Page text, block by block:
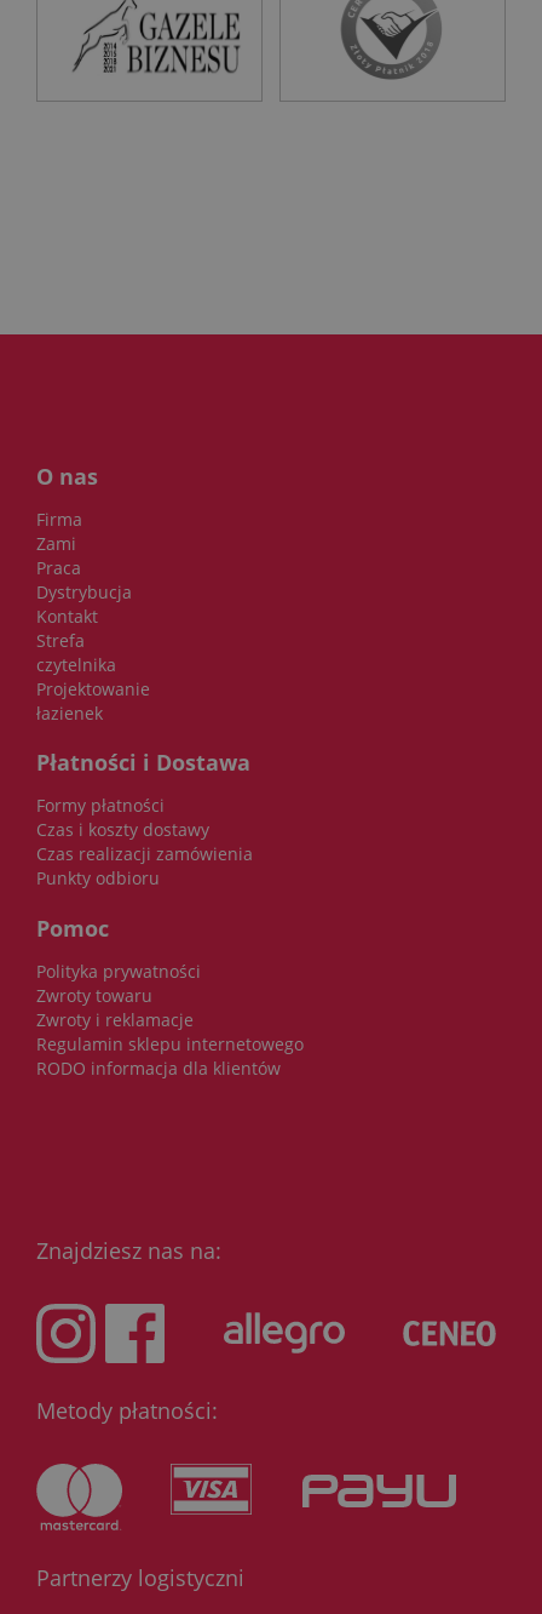
O nas
Firma
Zami
Praca
Dystrybucja
Kontakt
Strefa
czytelnika
Projektowanie
łazienek
Płatności i Dostawa
Formy płatności
Czas i koszty dostawy
Czas realizacji zamówienia
Punkty odbioru
Pomoc
Polityka prywatności
Zwroty towaru
Zwroty i reklamacje
Regulamin sklepu internetowego
RODO informacja dla klientów
Znajdziesz nas na:
Metody płatności:
Partnerzy logistyczni